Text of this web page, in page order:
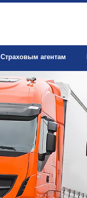
Страховым агентам